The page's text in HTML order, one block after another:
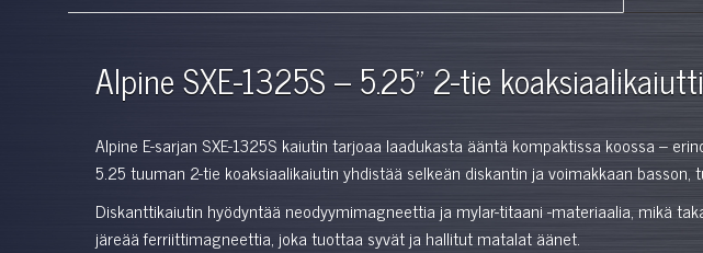
Alpine SXE-1325S – 5.25" 2-tie
Alpine E-sarjan SXE-1325S kaiutin tarjoaa laadukasta ääntä kompaktissa koossa –
5.25 tuuman 2-tie koaksiaalikaiutin yhdistää selkeän diskantin ja voimakkaan basson,
Diskanttikaiutin hyödyntää neodyymimagneettia ja mylar-titaani -materiaalia, mikä
järeää ferriittimagneettia, joka tuottaa syvät ja hallitut matalat äänet.